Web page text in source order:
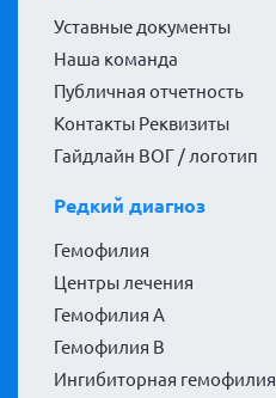
Уставные документы
Наша команда
Публичная отчетность
Контакты Реквизиты
Гайдлайн ВОГ / логотип
Редкий диагноз
Гемофилия
Центры лечения
Гемофилия А
Гемофилия В
Ингибиторная гемофилия